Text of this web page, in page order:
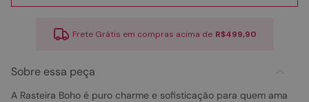
Frete Grátis em compras acima de R$499,90
Sobre essa peça
A Rasteira Boho é puro charme e sofisticação para quem ama